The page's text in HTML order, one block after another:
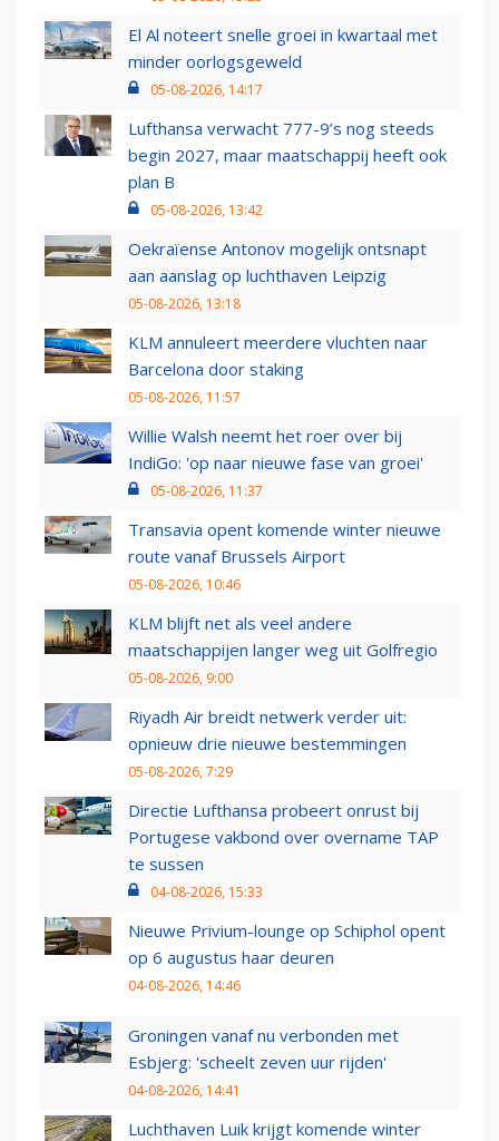
El Al noteert snelle groei in kwartaal met
minder oorlogsgeweld
05-08-2026, 14:17
Lufthansa verwacht 777-9’s nog steeds
begin 2027, maar maatschappij heeft ook
plan B
05-08-2026, 13:42
Oekraïense Antonov mogelijk ontsnapt
aan aanslag op luchthaven Leipzig
05-08-2026, 13:18
KLM annuleert meerdere vluchten naar
Barcelona door staking
05-08-2026, 11:57
Willie Walsh neemt het roer over bij
IndiGo: 'op naar nieuwe fase van groei'
05-08-2026, 11:37
Transavia opent komende winter nieuwe
route vanaf Brussels Airport
05-08-2026, 10:46
KLM blijft net als veel andere
maatschappijen langer weg uit Golfregio
05-08-2026, 9:00
Riyadh Air breidt netwerk verder uit:
opnieuw drie nieuwe bestemmingen
05-08-2026, 7:29
Directie Lufthansa probeert onrust bij
Portugese vakbond over overname TAP
te sussen
04-08-2026, 15:33
Nieuwe Privium-lounge op Schiphol opent
op 6 augustus haar deuren
04-08-2026, 14:46
Groningen vanaf nu verbonden met
Esbjerg: 'scheelt zeven uur rijden'
04-08-2026, 14:41
Luchthaven Luik krijgt komende winter